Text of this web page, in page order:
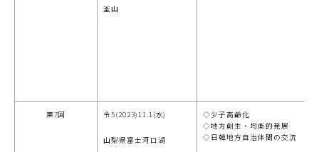
釜山
第7回 令5(2023)11.1(水)
山梨県富士河口湖
◇少子高齢化
◇地方創生・均衡的発展
◇日韓地方自治体間の交流